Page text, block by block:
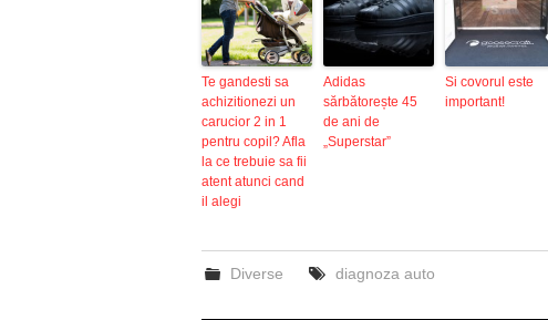
Te gandesti sa
achizitionezi un
carucior 2 in 1
pentru copil? Afla
la ce trebuie sa fii
atent atunci cand
il alegi
Adidas
sărbătorește 45
de ani de
„Superstar”
Si covorul este
important!
Diverse diagnoza auto